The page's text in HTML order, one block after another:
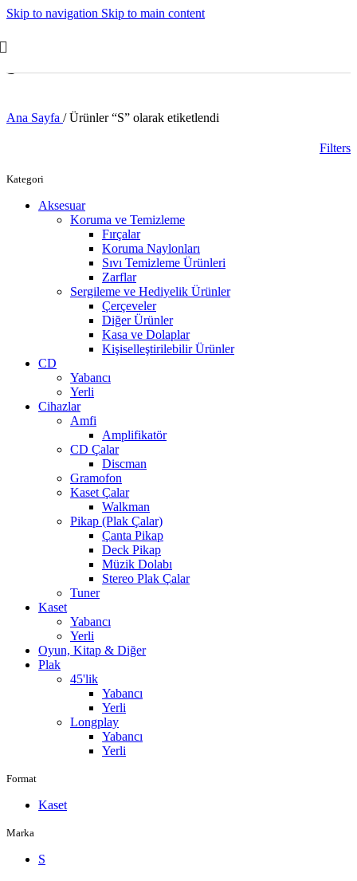
Skip to navigation Skip to main content
S
Ana Sayfa / Ürünler “S” olarak etiketlendi
Filters
Kategori
Aksesuar
Koruma ve Temizleme
Fırçalar
Koruma Naylonları
Sıvı Temizleme Ürünleri
Zarflar
Sergileme ve Hediyelik Ürünler
Çerçeveler
Diğer Ürünler
Kasa ve Dolaplar
Kişiselleştirilebilir Ürünler
CD
Yabancı
Yerli
Cihazlar
Amfi
Amplifikatör
CD Çalar
Discman
Gramofon
Kaset Çalar
Walkman
Pikap (Plak Çalar)
Çanta Pikap
Deck Pikap
Müzik Dolabı
Stereo Plak Çalar
Tuner
Kaset
Yabancı
Yerli
Oyun, Kitap & Diğer
Plak
45'lik
Yabancı
Yerli
Longplay
Yabancı
Yerli
Format
Kaset
Marka
S